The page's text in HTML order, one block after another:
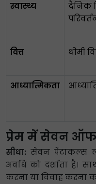
स्वास्थ्य
दैनिक
वित्त
धीमी
आध्यात्मिकता
प्रेम में सेवन ऑफ
सीधा: सेवन पेंटाकल्स
अवधि को दर्शाता है।
करना या विवाह करना